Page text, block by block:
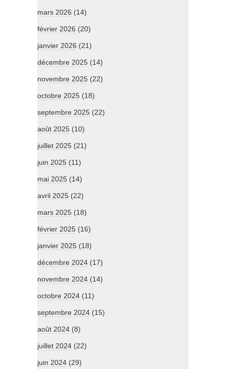
mars 2026 (14)
février 2026 (20)
janvier 2026 (21)
décembre 2025 (14)
novembre 2025 (22)
octobre 2025 (18)
septembre 2025 (22)
août 2025 (10)
juillet 2025 (21)
juin 2025 (11)
mai 2025 (14)
avril 2025 (22)
mars 2025 (18)
février 2025 (16)
janvier 2025 (18)
décembre 2024 (17)
novembre 2024 (14)
octobre 2024 (11)
septembre 2024 (15)
août 2024 (8)
juillet 2024 (22)
juin 2024 (29)